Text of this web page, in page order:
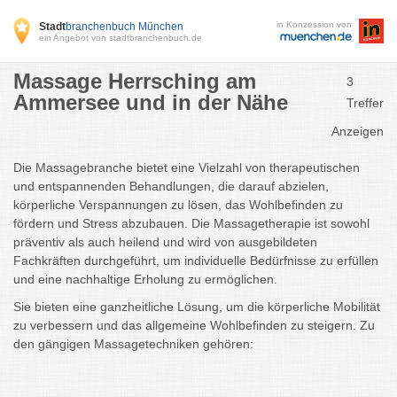
Stadtbranchenbuch München
ein Angebot von stadtbranchenbuch.de
in Konzession von
Massage Herrsching am
Ammersee und in der Nähe
3
Treffer
Anzeigen
Die Massagebranche bietet eine Vielzahl von therapeutischen
und entspannenden Behandlungen, die darauf abzielen,
körperliche Verspannungen zu lösen, das Wohlbefinden zu
fördern und Stress abzubauen. Die Massagetherapie ist sowohl
präventiv als auch heilend und wird von ausgebildeten
Fachkräften durchgeführt, um individuelle Bedürfnisse zu erfüllen
und eine nachhaltige Erholung zu ermöglichen.
Sie bieten eine ganzheitliche Lösung, um die körperliche Mobilität
zu verbessern und das allgemeine Wohlbefinden zu steigern. Zu
den gängigen Massagetechniken gehören: